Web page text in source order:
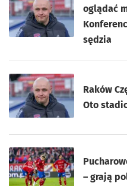
oglądać
sędzia
Raków
Oto
– grają